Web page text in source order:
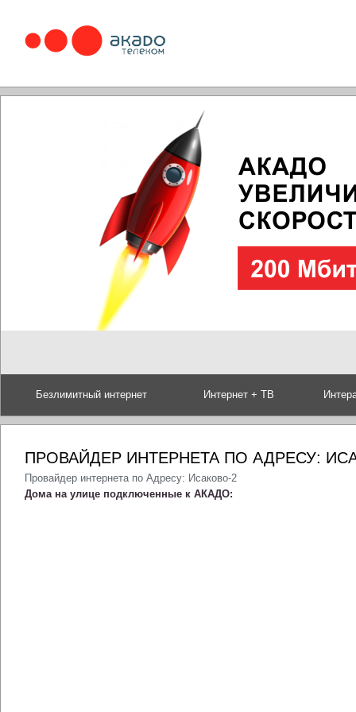
Безлимитный интернет Интернет + ТВ
ПРОВАЙДЕР ИНТЕРНЕТА ПО АДРЕСУ:
Провайдер интернета по Адресу: Исаково-2
Дома на улице подключенные к АКАДО: